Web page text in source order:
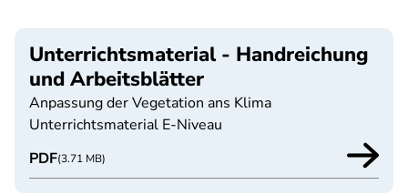
Unterrichtsmaterial - Handreichung
und Arbeitsblätter
Anpassung der Vegetation ans Klima
Unterrichtsmaterial E-Niveau
PDF(3.71 MB)